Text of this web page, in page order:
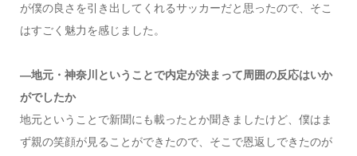
が僕の良さを引き出してくれるサッカーだと思ったので、そこ
はすごく魅力を感じました。
―地元・神奈川ということで内定が決まって周囲の反応はいか
がでしたか
地元ということで新聞にも載ったとか聞きましたけど、僕はま
ず親の笑顔が見ることができたので、そこで恩返しできたのが